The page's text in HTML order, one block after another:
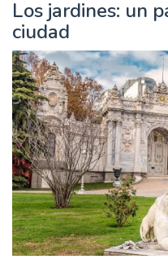
Los jardines: un
ciudad